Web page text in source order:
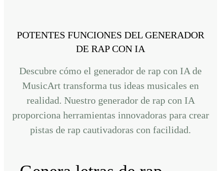
POTENTES FUNCIONES DEL GENERADOR
DE RAP CON IA
Descubre cómo el generador de rap con IA de
MusicArt transforma tus ideas musicales en
realidad. Nuestro generador de rap con IA
proporciona herramientas innovadoras para crear
pistas de rap cautivadoras con facilidad.